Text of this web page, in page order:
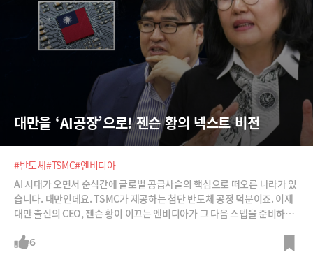
대만을 ‘AI공장’으로! 젠슨 황의 넥스트 비전
#반도체#TSMC#엔비디아
AI 시대가 오면서 순식간에 글로벌 공급사슬의 핵심으로 떠오른 나라가 있
습니다. 대만인데요. TSMC가 제공하는 첨단 반도체 공정 덕분이죠. 이제
대만 출신의 CEO, 젠슨 황이 이끄는 엔비디아가 그 다음 스텝을 준비하고
대만에 만들어 또다른 AI 시대를 주도한다는 계획입니다.대만과 젠슨 황은
6